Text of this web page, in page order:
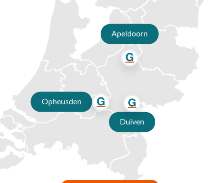
Waarom kopen bij Van der Garde
✔ 80 jaar ervaring
✔ Persoonlijk advies van specialisten
✔ 9.4/10 uit 19.500+ klantbeoordelingen
✔ Gratis verzending vanaf €50,-
✔ 3 fysieke showrooms
Apeldoorn
Opheusden
Duiven